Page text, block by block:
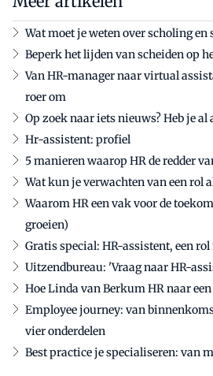
Wat moet je weten over scholing en
Beperk het lijden van scheiden op
Van HR-manager naar virtual
roer om
Op zoek naar iets nieuws? Heb je al
Hr-assistent: profiel
5 manieren waarop HR de redder
Wat kun je verwachten van een rol
Waarom HR een vak voor de
groeien)
Gratis special: HR-assistent, een
Uitzendbureau: 'Vraag naar HR-
Hoe Linda van Berkum HR naar
Employee journey: van
vier onderdelen
Best practice je specialiseren: van